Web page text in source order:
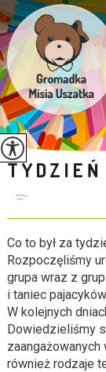
TYDZIEŃ
Co to był za
Rozpoczęliśmy
grupa wraz z
i taniec
W kolejnych
Dowiedzieliśmy
również rodzaje